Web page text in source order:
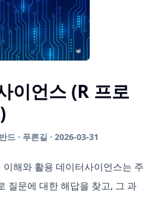
이언스 (R 프로
드 · 푸른길 · 2026-03-31
해와 활용 데이터사이언스는 주
질문에 대한 해답을 찾고, 그 과